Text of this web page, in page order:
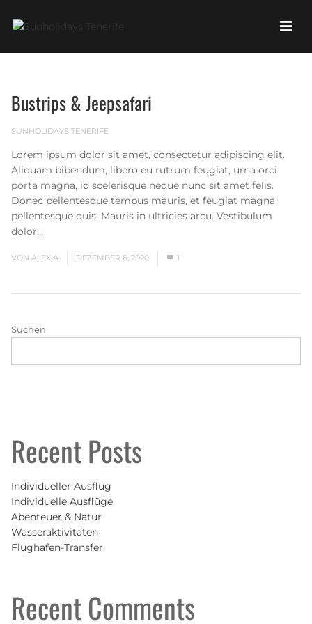
SUNHOLIDAYS TENERIFE
Bustrips & Jeepsafari
Lorem ipsum dolor sit amet, consectetur adipiscing elit.
Aliquam bibendum, libero eu rutrum feugiat, urna orci
porta magna, id scelerisque neque nunc sit amet felis.
Donec pellentesque tempus mauris, et feugiat magna
pellentesque quis. Mauris in ultricies arcu. Vestibulum
dolor...
VON ALEXIA DEZEMBER 6, 2020 1
Suchen
Recent Posts
Individueller Ausflug
Individuelle Ausflüge
Abenteuer & Natur
Wasseraktivitäten
Flughafen-Transfer
Recent Comments